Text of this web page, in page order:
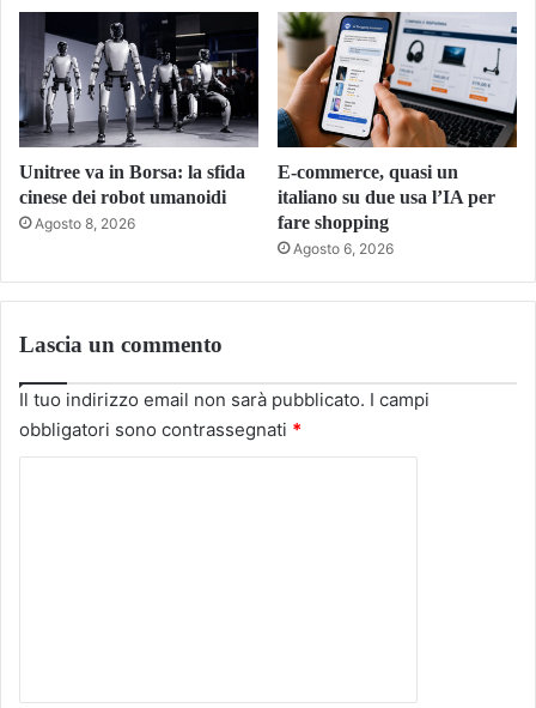
Unitree va in Borsa: la sfida
cinese dei robot umanoidi
Agosto 8, 2026
E-commerce, quasi un
italiano su due usa l’IA per
fare shopping
Agosto 6, 2026
Lascia un commento
Il tuo indirizzo email non sarà pubblicato. I campi
obbligatori sono contrassegnati *